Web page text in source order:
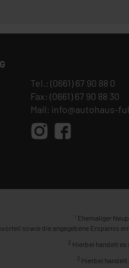
Tel.: (0661) 67 90 88 0
Fax: (0661) 67 90 88 30
Mail: info@autohaus-
1 Ehemaliger
sowie die angegebene Ersparnis
2 Hierbei handelt
3 Hierbei